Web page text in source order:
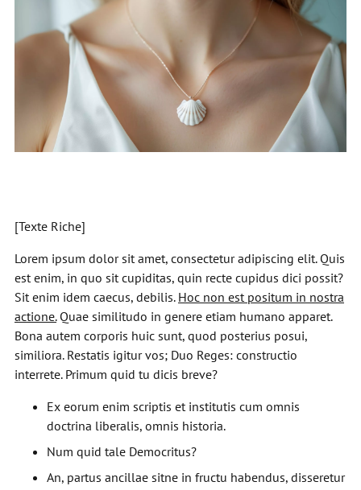
[Texte Riche]
Lorem ipsum dolor sit amet, consectetur adipiscing elit. Quis
est enim, in quo sit cupiditas, quin recte cupidus dici possit?
Sit enim idem caecus, debilis. Hoc non est positum in nostra
actione.Quae similitudo in genere etiam humano apparet.
Bona autem corporis huic sunt, quod posterius posui,
similiora. Restatis igitur vos; Duo Reges: constructio
interrete. Primum quid tu dicis breve?
Ex eorum enim scriptis et institutis cum omnis
doctrina liberalis, omnis historia.
Num quid tale Democritus?
An, partus ancillae sitne in fructu habendus, disseretur